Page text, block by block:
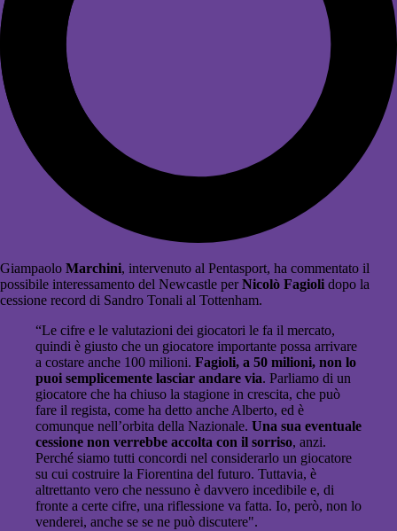
Giampaolo Marchini, intervenuto al Pentasport, ha commentato il
possibile interessamento del Newcastle perNicolò Fagioli dopo la
cessione record di Sandro Tonali al Tottenham.
“Le cifre e le valutazioni dei giocatori le fa il mercato,
quindi è giusto che un giocatore importante possa arrivare
a costare anche 100 milioni. Fagioli, a 50 milioni, non lo
puoi semplicemente lasciar andare via. Parliamo di un
giocatore che ha chiuso la stagione in crescita, che può
fare il regista, come ha detto anche Alberto, ed è
comunque nell’orbita della Nazionale. Una sua eventuale
cessione non verrebbe accolta con il sorriso, anzi.
Perché siamo tutti concordi nel considerarlo un giocatore
su cui costruire la Fiorentina del futuro. Tuttavia, è
altrettanto vero che nessuno è davvero incedibile e, di
fronte a certe cifre, una riflessione va fatta. Io, però, non lo
venderei, anche se se ne può discutere".